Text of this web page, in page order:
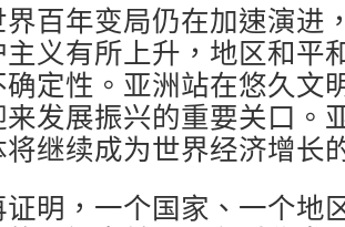
界百年变局仍在加速演进
主义有所上升，地区和平
确定性。亚洲站在悠久文
发展振兴的重要关口。
将继续成为世界经济增长
明，一个国家、一个地